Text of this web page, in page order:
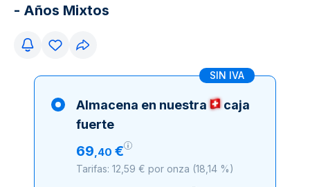
- Años Mixtos
SIN IVA
Almacena en nuestra
caja
fuerte
69,40 €
Tarifas: 12,59 € por onza (18,14 %)